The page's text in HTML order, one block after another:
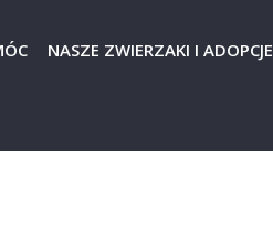
NASZE ZWIERZAKI I ADOPCJE